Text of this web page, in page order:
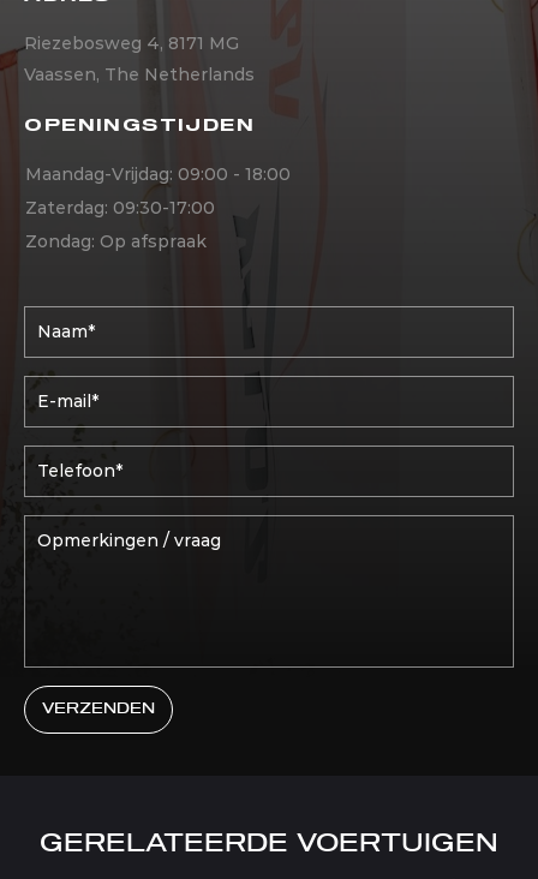
Riezebosweg 4, 8171 MG
Vaassen, The Netherlands
OPENINGSTIJDEN
Maandag-Vrijdag: 09:00 - 18:00
Zaterdag: 09:30-17:00
Zondag: Op afspraak
VERZENDEN
GERELATEERDE VOERTUIGEN